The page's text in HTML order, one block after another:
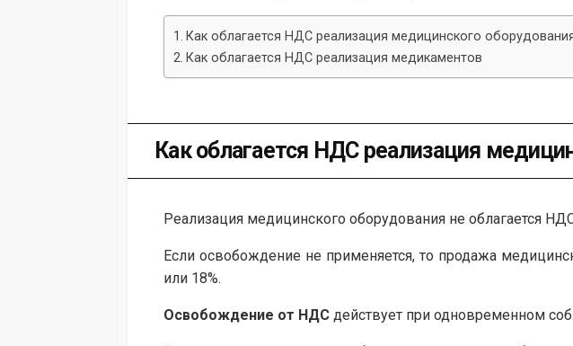
Как облагается НДС реализация медицинского
Как облагается НДС реализация медикаментов
Как облагается НДС реализация
Реализация медицинского оборудования не облагается
Если освобождение не применяется, то продажа
или 18%.
Освобождение от НДС действует при одновременном